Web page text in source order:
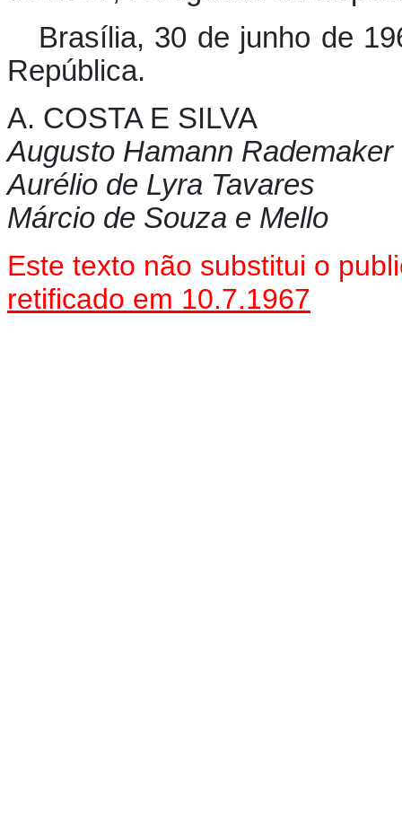
Brasília, 30 de junho de
República.
A. COSTA E SILVA
Augusto Hamann
Aurélio de Lyra Tavares
Márcio de Souza e Mello
Este texto não substitui o
retificado em 10.7.1967